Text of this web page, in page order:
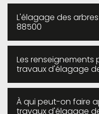
L'élagage des
88500
Les renseignements
travaux d'élagage
À qui peut-on faire
travaux d'élagage